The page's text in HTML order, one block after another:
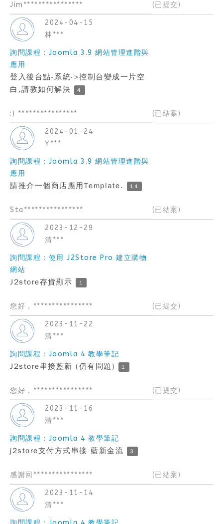
Jim**************** (已提交)
2024-04-15
林***
詢問課程：Joomla 3.9 網站管理進階與
應用
登入後台點-系統->控制台變成一片空
白,請教如何解決
4
:) **************** (已結案)
2024-01-24
Y***
詢問課程：Joomla 3.9 網站管理進階與
應用
請推介一個商店應用Template. 14
Sta**************** (已結案)
2023-12-29
清***
詢問課程：使用 J2Store Pro 建立購物
網站
J2store存貨顯示 1
您好，**************** (已提交)
2023-11-22
清***
詢問課程：Joomla 4 教學筆記
J2store串接藍新 (仍有問題) 1
您好，**************** (已提交)
2023-11-16
清***
詢問課程：Joomla 4 教學筆記
j2store支付方式串接 藍新金流 3
感謝回**************** (已結案)
2023-11-14
清***